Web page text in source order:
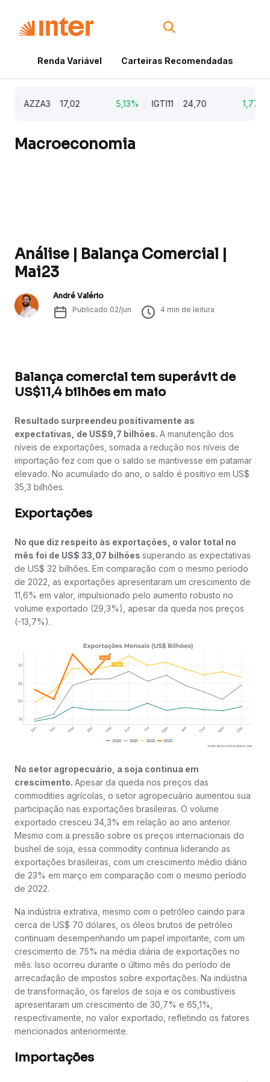
Renda Variável Carteiras Recomendadas
AZZA3 17,02 5,13% IGTI11 24,70 1,77%
Macroeconomia
Análise | Balança Comercial |
Mai23
André Valério
Publicado 02/jun 4 min de leitura
Balança comercial tem superávit de
US$11,4 bilhões em maio
Resultado surpreendeu positivamente as
expectativas, de US$9,7 bilhões. A manutenção dos
níveis de exportações, somada a redução nos níveis de
importação fez com que o saldo se mantivesse em patamar
elevado. No acumulado do ano, o saldo é positivo em US$
35,3 bilhões.
Exportações
No que diz respeito às exportações, o valor total no
mês foi de US$ 33,07 bilhões superando as expectativas
de US$ 32 bilhões. Em comparação com o mesmo período
de 2022, as exportações apresentaram um crescimento de
11,6% em valor, impulsionado pelo aumento robusto no
volume exportado (29,3%), apesar da queda nos preços
(-13,7%).
No setor agropecuário, a soja continua em
crescimento. Apesar da queda nos preços das
commodities agrícolas, o setor agropecuário aumentou sua
participação nas exportações brasileiras. O volume
exportado cresceu 34,3% em relação ao ano anterior.
Mesmo com a pressão sobre os preços internacionais do
bushel de soja, essa commodity continua liderando as
exportações brasileiras, com um crescimento médio diário
de 23% em março em comparação com o mesmo período
de 2022.
Na indústria extrativa, mesmo com o petróleo caindo para
cerca de US$ 70 dólares, os óleos brutos de petróleo
continuam desempenhando um papel importante, com um
crescimento de 75% na média diária de exportações no
mês. Isso ocorreu durante o último mês do período de
arrecadação de impostos sobre exportações. Na indústria
de transformação, os farelos de soja e os combustíveis
apresentaram um crescimento de 30,7% e 65,1%,
respectivamente, no valor exportado, refletindo os fatores
mencionados anteriormente.
Importações